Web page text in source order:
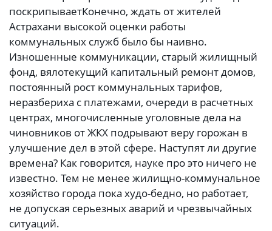
поскрипываетКонечно, ждать от жителей
Астрахани высокой оценки работы
коммунальных служб было бы наивно.
Изношенные коммуникации, старый жилищный
фонд, вялотекущий капитальный ремонт домов,
постоянный рост коммунальных тарифов,
неразбериха с платежами, очереди в расчетных
центрах, многочисленные уголовные дела на
чиновников от ЖКХ подрывают веру горожан в
улучшение дел в этой сфере. Наступят ли другие
времена? Как говорится, науке про это ничего не
известно. Тем не менее жилищно-коммунальное
хозяйство города пока худо-бедно, но работает,
не допуская серьезных аварий и чрезвычайных
ситуаций.